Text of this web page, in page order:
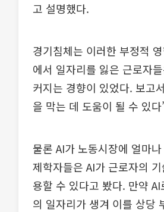
고 설명했다.
경기침체는 이러한 부정적
에서 일자리를 잃은 근로자
커지는 경향이 있었다. 보고
을 막는 데 도움이 될 수 있
물론 AI가 노동시장에 얼마
제학자들은 AI가 근로자의
용할 수 있다고 봤다. 만약
의 일자리가 생겨 이를 상당